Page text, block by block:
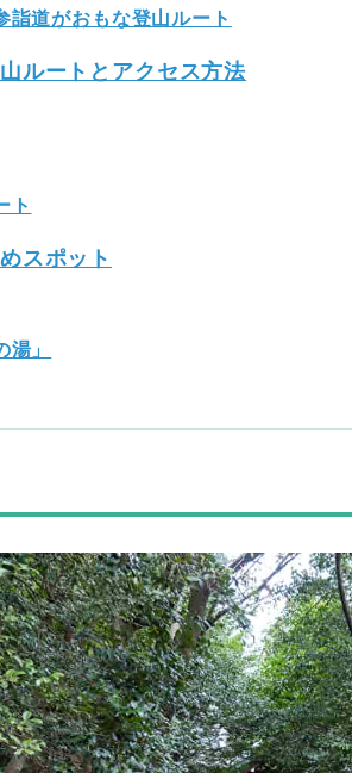
詣道がおもな登山ルート
ルートとアクセス方法
ト
スポット
」